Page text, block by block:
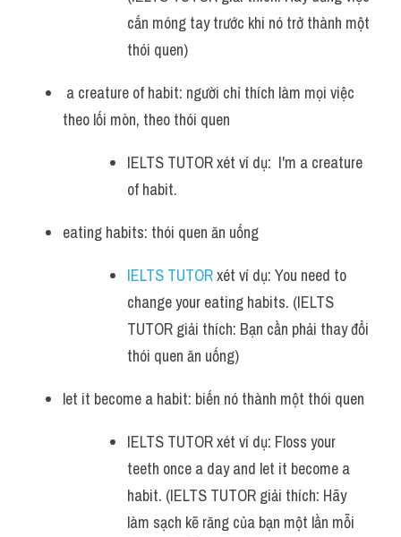
cắn móng tay trước khi nó trở thành một
thói quen)
a creature of habit: người chỉ thích làm mọi việc
theo lối mòn, theo thói quen
IELTS TUTOR xét ví dụ:  I'm a creature
of habit.
eating habits: thói quen ăn uống
IELTS TUTOR xét ví dụ: You need to
change your eating habits. (IELTS
TUTOR giải thích: Bạn cần phải thay đổi
thói quen ăn uống)
let it become a habit: biến nó thành một thói quen
IELTS TUTOR xét ví dụ: Floss your
teeth once a day and let it become a
habit. (IELTS TUTOR giải thích: Hãy
làm sạch kẽ răng của bạn một lần mỗi